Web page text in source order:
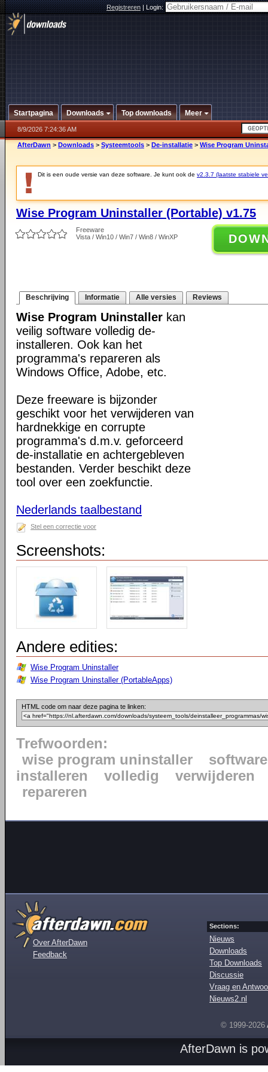
Registreren|Login:
Startpagina Downloads Top downloads Meer
8/9/2026 7:24:36 AM
AfterDawn > Downloads > Systeemtools > De-installatie > Wise Program
Dit is een oude versie van deze software. Je kunt ook de v2.3.7 (laatste stabiele
Wise Program Uninstaller (Portable) v1.75
Freeware
Vista / Win10 / Win7 / Win8 / WinXP
Beschrijving Informatie Alle versies Reviews
Wise Program Uninstaller kan
veilig software volledig de-
installeren. Ook kan het
programma's repareren als
Windows Office, Adobe, etc.
Deze freeware is bijzonder
geschikt voor het verwijderen van
hardnekkige en corrupte
programma's d.m.v. geforceerd
de-installatie en achtergebleven
bestanden. Verder beschikt deze
tool over een zoekfunctie.
Nederlands taalbestand
Stel een correctie voor
Screenshots:
Andere edities:
Wise Program Uninstaller
Wise Program Uninstaller (PortableApps)
HTML code om naar deze pagina te linken:
Trefwoorden:
wise program uninstaller
installeren
volledig
verwijderen
repareren
Over AfterDawn
Feedback
Sections:
Nieuws
Downloads
Top Downloads
Discussie
Vraag en
Nieuws2.nl
© 1999-2026
AfterDawn is